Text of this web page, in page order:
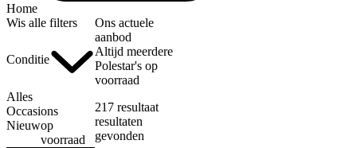
Home
Wis alle filters
Conditie
Alles
Occasions
Nieuwop
voorraad
Ons actuele
aanbod
Altijd meerdere
Polestar's op
voorraad
217 resultaat
resultaten
gevonden